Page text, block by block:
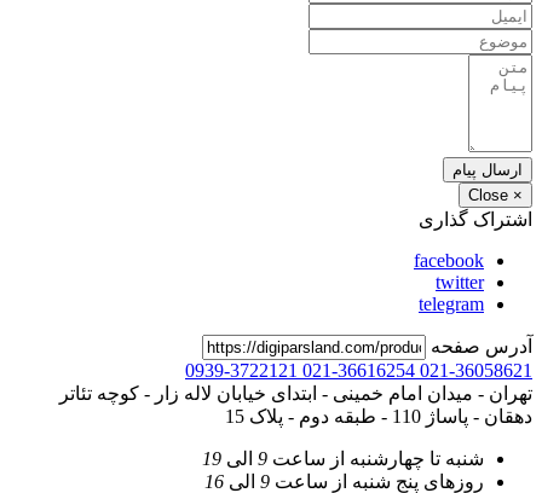
ارسال پیام
×
Close
اشتراک گذاری
facebook
twitter
telegram
آدرس صفحه
021-36058621
021-36616254
0939-3722121
تهران - میدان امام خمینی - ابتدای خیابان لاله زار - کوچه تئاتر
دهقان - پاساژ 110 - طبقه دوم - پلاک 15
شنبه تا چهارشنبه از ساعت 9 الی 19
روزهای پنج شنبه از ساعت 9 الی 16